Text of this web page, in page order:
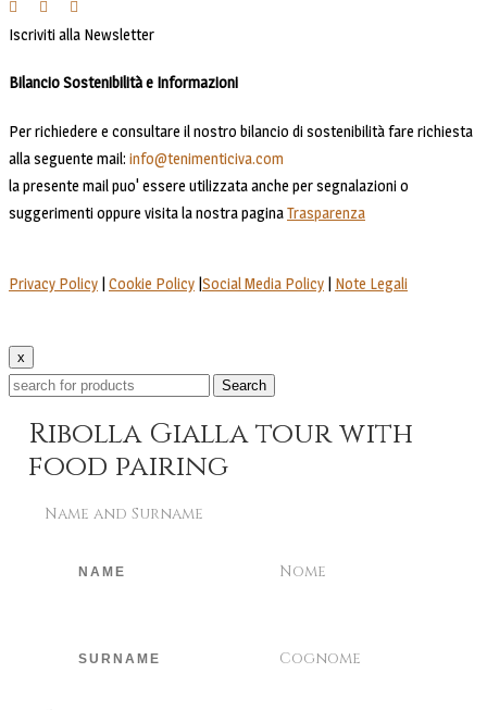
Iscriviti alla Newsletter
Bilancio Sostenibilità e Informazioni
Per richiedere e consultare il nostro bilancio di sostenibilità fare richiesta
alla seguente mail: info@tenimenticiva.com
la presente mail puo' essere utilizzata anche per segnalazioni o
suggerimenti oppure visita la nostra paginaTrasparenza
Privacy Policy | Cookie Policy |Social Media Policy | Note Legali
x
Search
Ribolla Gialla tour with
food pairing
Name and Surname
Nome
Cognome